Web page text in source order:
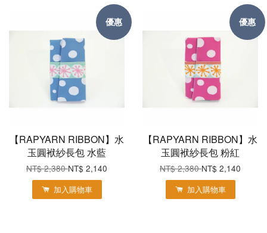
優惠
【RAPYARN RIBBON】水
玉圓袱紗長包 水藍
NT$ 2,380NT$ 2,140
加入購物車
優惠
【RAPYARN RIBBON】水
玉圓袱紗長包 粉紅
NT$ 2,380NT$ 2,140
加入購物車